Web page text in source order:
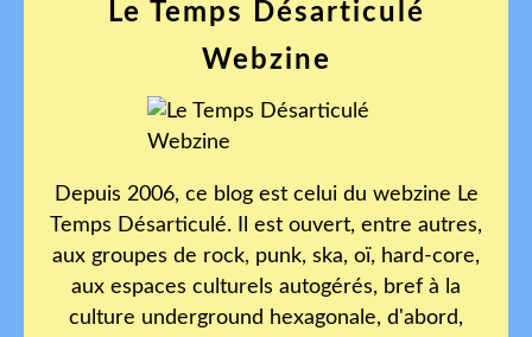
Le Temps Désarticulé
Webzine
Depuis 2006, ce blog est celui du webzine Le
Temps Désarticulé. Il est ouvert, entre autres,
aux groupes de rock, punk, ska, oï, hard-core,
aux espaces culturels autogérés, bref à la
culture underground hexagonale, d'abord,